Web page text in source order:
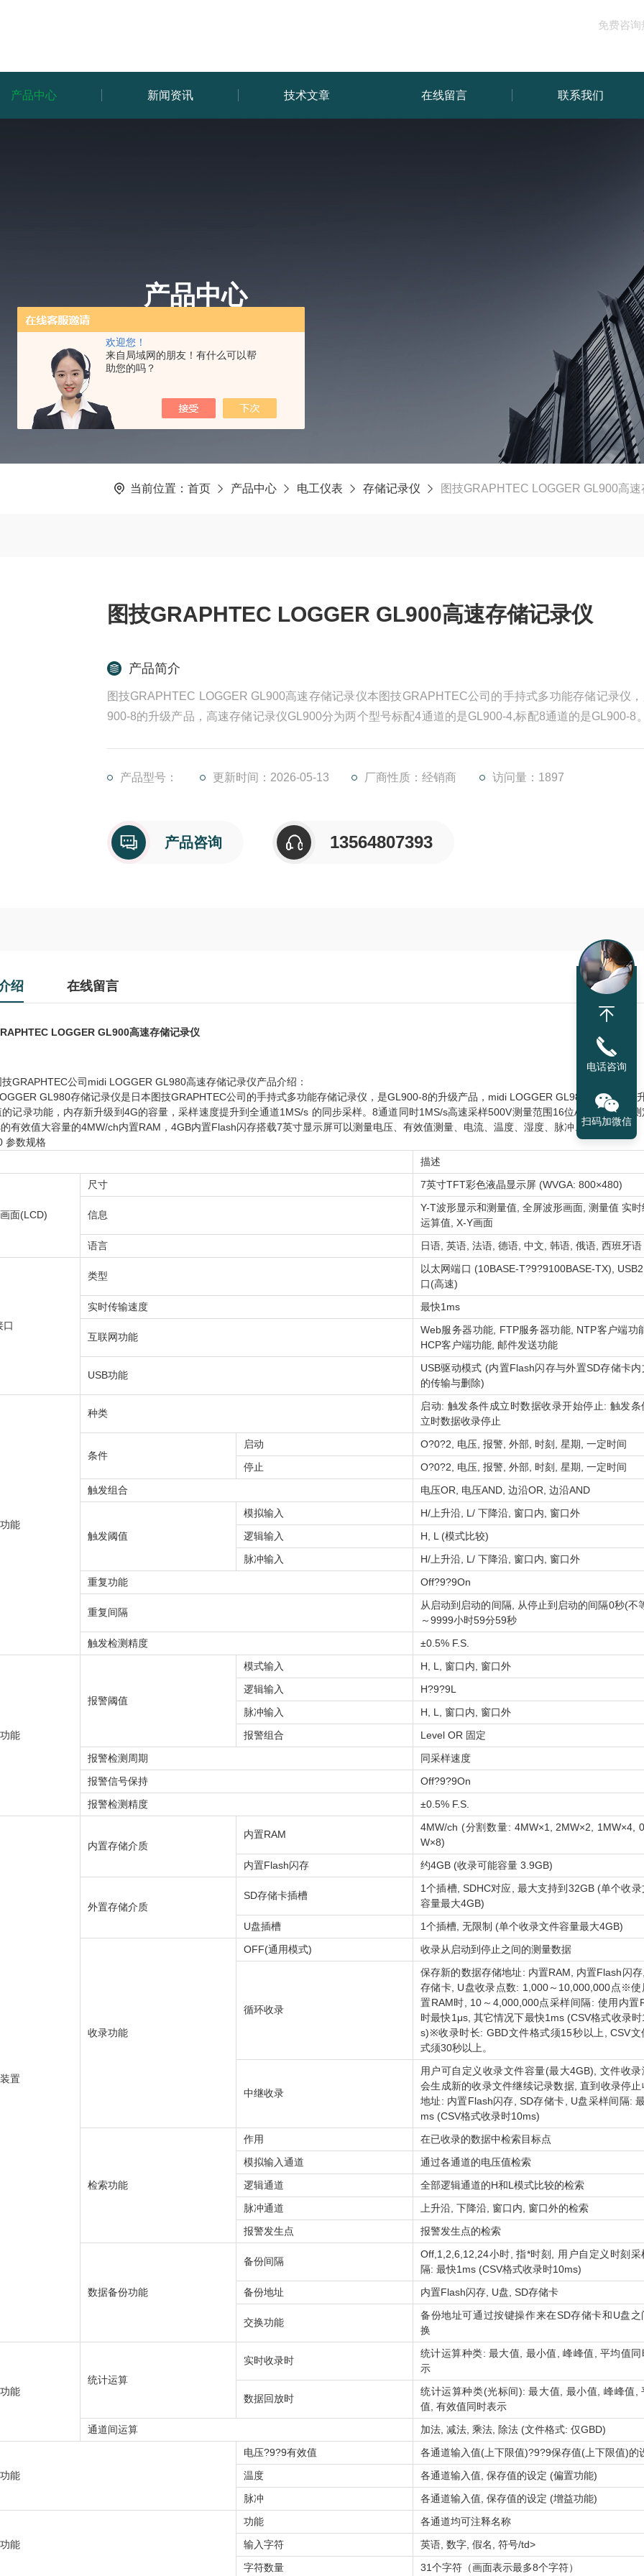
欢迎您！
来自局域网的朋友！有什么可以帮
助您的吗？
免费咨询
产品中心 新闻资讯 技术文章 在线留言 联系我们
产品中心
PRODUCTS CENTER
当前位置： 首页 产品中心 电工仪表 存储记录仪 图技GRAPHTEC LOGGER GL900高
图技GRAPHTEC LOGGER GL900高速存储记录仪
产品简介
图技GRAPHTEC LOGGER GL900高速存储记录仪本图技GRAPHTEC公司的手持式多功能存储记录仪
900-8的升级产品，高速存储记录仪GL900分为两个型号标配4通道的是GL900-4,标配8通道的是GL900-8
产品型号：
更新时间：2026-05-13 厂商性质：经销商 访问量：1897
产品咨询 13564807393
绍 在线留言
LOGGER GL900高速存储记录仪
GRAPHTEC公司midi LOGGER GL980高速存储记录仪产品介绍：
GL980存储记录仪是日本图技GRAPHTEC公司的手持式多功能存储记录仪，是GL900-8的升级产品，midi LOGGER GL980存储记录仪
的记录功能，内存新升级到4G的容量，采样速度提升到全通道1MS/s 的同步采样。8通道同时1MS/s高速采样500V测量范围16位A/D转换器可测
有效值大容量的4MW/ch内置RAM，4GB内置Flash闪存搭载7英寸显示屏可以测量电压、有效值测量、电流、温度、湿度、脉冲、逻辑等
参数规格
描述
面(LCD)
尺寸 7英寸TFT彩色液晶显示屏 (WVGA: 800×480)
信息
Y-T波形显示和测量值, 全屏波形画面, 测量值 实时
运算值, X-Y画面
语言
日语, 英语, 法语, 德语, 中文, 韩语, 俄语, 西班牙语
口
类型
以太网端口 (10BASE-T?9?9100BASE-TX),
口(高速)
实时传输速度
最快1ms
互联网功能
Web服务器功能, FTP服务器功能, NTP客户端功
HCP客户端功能, 邮件发送功能
USB功能
USB驱动模式 (内置Flash闪存与外置SD存储卡内
的传输与删除)
能
种类
启动: 触发条件成立时数据收录开始停止: 触发条
立时数据收录停止
条件
启动
O?0?2, 电压, 报警, 外部, 时刻, 星期, 一定时间
停止
O?0?2, 电压, 报警, 外部, 时刻, 星期, 一定时间
触发组合
电压OR, 电压AND, 边沿OR, 边沿AND
触发阈值
模拟输入
H/上升沿, L/ 下降沿, 窗口内, 窗口外
逻辑输入
H, L (模式比较)
脉冲输入
H/上升沿, L/ 下降沿, 窗口内, 窗口外
重复功能
Off?9?9On
重复间隔
从启动到启动的间隔, 从停止到启动的间隔0秒(不
～9999小时59分59秒
触发检测精度
±0.5% F.S.
能
报警阈值
模式输入
H, L, 窗口内, 窗口外
逻辑输入
H?9?9L
脉冲输入
H, L, 窗口内, 窗口外
报警组合
Level OR 固定
报警检测周期
同采样速度
报警信号保持
Off?9?9On
报警检测精度
±0.5% F.S.
置
内置存储介质
内置RAM
4MW/ch (分割数量: 4MW×1, 2MW×2, 1MW×4,
W×8)
内置Flash闪存
约4GB (收录可能容量 3.9GB)
外置存储介质
SD存储卡插槽
1个插槽, SDHC对应, 最大支持到32GB (单个收录
容量最大4GB)
U盘插槽
1个插槽, 无限制 (单个收录文件容量最大4GB)
收录功能
OFF(通用模式) 收录从启动到停止之间的测量数据
循环收录
保存新的数据存储地址: 内置RAM, 内置Flash闪
存储卡, U盘收录点数: 1,000～10,000,000点※使
置RAM时, 10～4,000,000点采样间隔: 使用内置
时最快1μs, 其它情况下最快1ms (CSV格式收录
s)※收录时长: GBD文件格式须15秒以上, CSV文
式须30秒以上。
中继收录
用户可自定义收录文件容量(最大4GB), 文件收录
会生成新的收录文件继续记录数据, 直到收录停止
地址: 内置Flash闪存, SD存储卡, U盘采样间隔:
ms (CSV格式收录时10ms)
检索功能
作用
在已收录的数据中检索目标点
模拟输入通道
通过各通道的电压值检索
逻辑通道
全部逻辑通道的H和L模式比较的检索
脉冲通道
上升沿, 下降沿, 窗口内, 窗口外的检索
报警发生点
报警发生点的检索
数据备份功能
备份间隔
Off,1,2,6,12,24小时, 指*时刻, 用户自定义时刻采
隔: 最快1ms (CSV格式收录时10ms)
备份地址
内置Flash闪存, U盘, SD存储卡
交换功能
备份地址可通过按键操作来在SD存储卡和U盘之
换
能
统计运算
实时收录时
统计运算种类: 最大值, 最小值, 峰峰值, 平均值同
示
数据回放时
统计运算种类(光标间): 最大值, 最小值, 峰峰值,
值, 有效值同时表示
通道间运算
加法, 减法, 乘法, 除法 (文件格式: 仅GBD)
能
电压?9?9有效值
各通道输入值(上下限值)?9?9保存值(上下限值)的
温度
各通道输入值, 保存值的设定 (偏置功能)
脉冲
各通道输入值, 保存值的设定 (增益功能)
能
功能
各通道均可注释名称
输入字符
英语, 数字, 假名, 符号/td>
字符数量
31个字符（画面表示最多8个字符）
电话咨询
扫码加微信